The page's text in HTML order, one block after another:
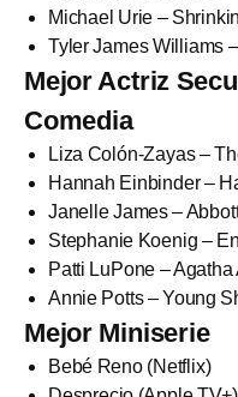
Michael Urie –
Tyler James Williams
Mejor Actriz
Comedia
Liza Colón-Zayas –
Hannah Einbinder –
Janelle James –
Stephanie Koenig –
Patti LuPone –
Annie Potts – Young
Mejor Miniserie
Bebé Reno (Netflix)